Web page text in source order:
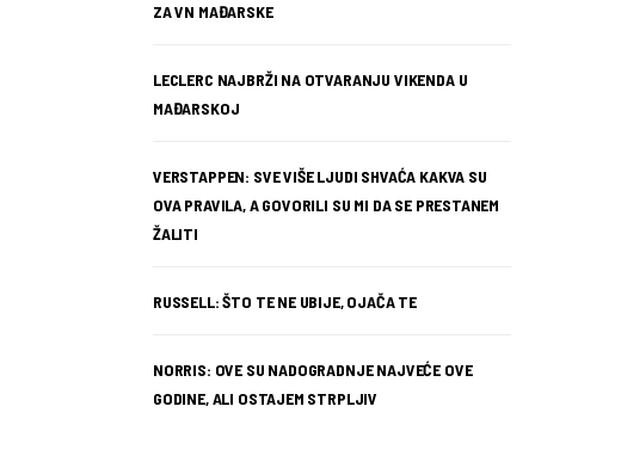
ZA VN MAĐARSKE
LECLERC NAJBRŽI NA OTVARANJU VIKENDA U
MAĐARSKOJ
VERSTAPPEN: SVE VIŠE LJUDI SHVAĆA KAKVA SU
OVA PRAVILA, A GOVORILI SU MI DA SE PRESTANEM
ŽALITI
RUSSELL: ŠTO TE NE UBIJE, OJAČA TE
NORRIS: OVE SU NADOGRADNJE NAJVEĆE OVE
GODINE, ALI OSTAJEM STRPLJIV